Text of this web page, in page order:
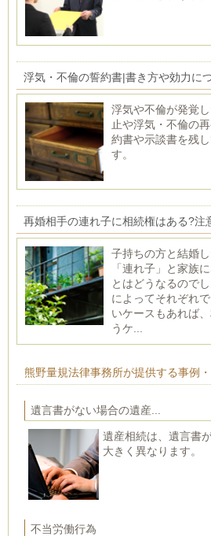
浮気・不倫の誓約書|書き方や効力に
浮気や不倫が発覚
止や浮気・不倫の
約書や示談書を残
す。
再婚相手の連れ子に相続権はある?注
子持ちの方と結婚
「連れ子」と家族
とはどうなるので
によってそれぞれ
いケースもあれば
うケ...
熊野量規法律事務所が提供する事例
遺言書がない場合の遺産...
遺産相続は、遺言書
大きく異なります。
不当労働行為